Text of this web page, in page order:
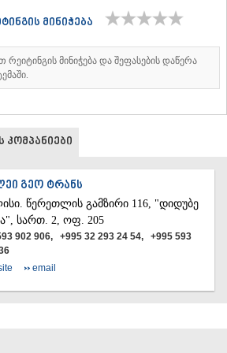
მინიჭება
მინიჭება და შეფასების დაწერა
კომპანიები
ᲒᲔᲝ ᲢᲠᲐᲜᲡ
წერეთლის გამზირი 116, "დიდუბე
სართ. 2, ოფ. 205
902 906, +995 32 293 24 54, +995 593
email